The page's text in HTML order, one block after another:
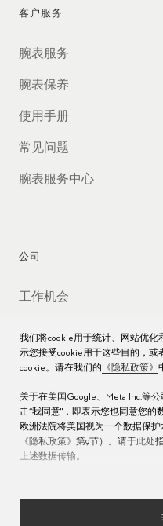
客户服务
腕表服务
腕表保养
使用手册
常见问题
腕表服务中心
公司
工作机会
联络我们
沪ICP备16013004号
沪公网安备
我们将cookie用于统计、网站优化
示您接受cookie用于这些目的，或
cookie。请在我们的 《隐私政策》
关于在美国Google、Meta Inc.等
击“我同意"，即表示您也同意您的
欧洲法院将美国视为一个数据保
《隐私政策》 第9节）。请于此处
上述数据传输。